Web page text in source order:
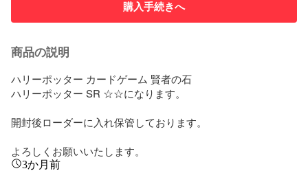
購入手続きへ
商品の説明
ハリーポッター カードゲーム 賢者の石
ハリーポッター SR ☆☆になります。
開封後ローダーに入れ保管しております。
よろしくお願いいたします。
3か月前